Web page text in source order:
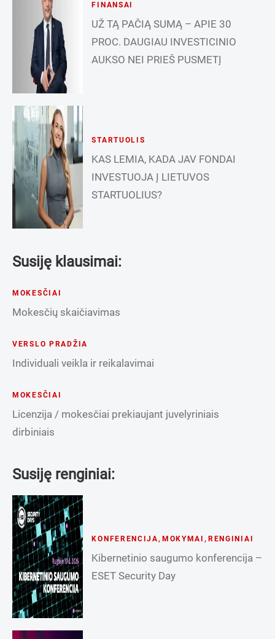
FINANSAI
UŽ TĄ PAČIĄ SUMĄ – APIE 30
PROC. DAUGIAU INVESTICINIO
AUKSO NEI PRIEŠ PUSMETĮ
STARTUOLIS
KAS LEMIA, KADA JAV FONDAI
INVESTUOJA Į LIETUVOS
STARTUOLIUS?
Susiję klausimai:
MOKESČIAI
Mokesčių skaičiavimas
VERSLO PRADŽIA
Individuali veikla ir reikalavimai
MOKESČIAI
Licenzija / mokesčiai prekiaujant juvelyriniais
dirbiniais
Susiję renginiai:
KONFERENCIJA , MOKYMAI , RENGINIAI
Kibernetinio saugumo konferencija –
ESET Security Day